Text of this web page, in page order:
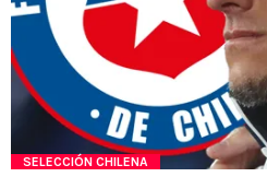
SELECCIÓN CHILENA